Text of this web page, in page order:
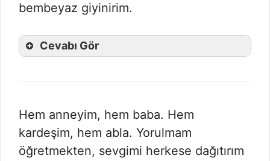
bembeyaz giyinirim.
Cevabı Gör
Hem anneyim, hem baba. Hem
kardeşim, hem abla. Yorulmam
öğretmekten, sevgimi herkese dağıtırım